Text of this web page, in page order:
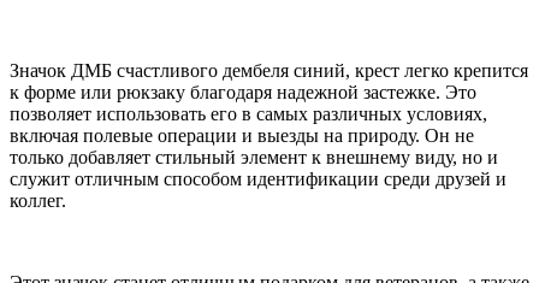
Значок ДМБ счастливого дембеля синий, крест легко крепится
к форме или рюкзаку благодаря надежной застежке. Это
позволяет использовать его в самых различных условиях,
включая полевые операции и выезды на природу. Он не
только добавляет стильный элемент к внешнему виду, но и
служит отличным способом идентификации среди друзей и
коллег.